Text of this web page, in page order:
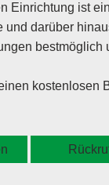
Einrichtung ist
darüber
bestmöglich
kostenlosen